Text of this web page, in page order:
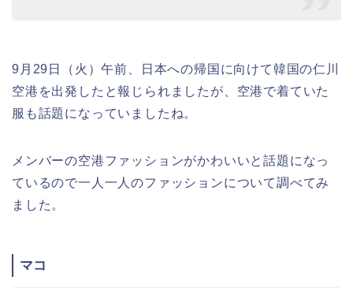
9月29日（火）午前、日本への帰国に向けて韓国の仁川
空港を出発したと報じられましたが、空港で着ていた
服も話題になっていましたね。
メンバーの空港ファッションがかわいいと話題になっ
ているので一人一人のファッションについて調べてみ
ました。
マコ